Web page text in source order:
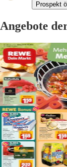
Prospekt
Angebote